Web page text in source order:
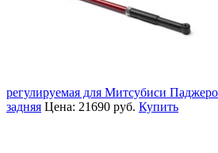
регулируемая для Митсубиси
задняя Цена: 21690 руб. Купить